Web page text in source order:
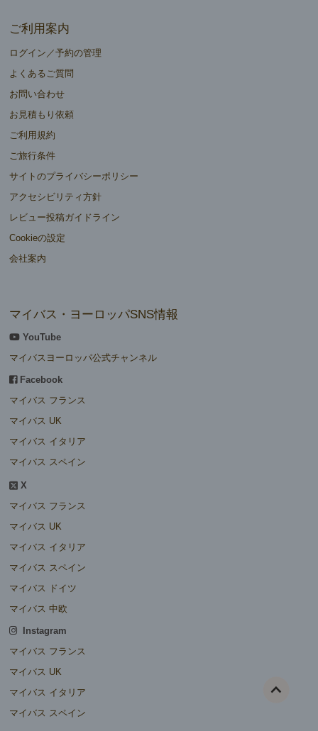
ご利用案内
ログイン／予約の管理
よくあるご質問
お問い合わせ
お見積もり依頼
ご利用規約
ご旅行条件
サイトのプライバシーポリシー
アクセシビリティ方針
レビュー投稿ガイドライン
Cookieの設定
会社案内
マイバス・ヨーロッパSNS情報
YouTube
マイバスヨーロッパ公式チャンネル
Facebook
マイバス フランス
マイバス UK
マイバス イタリア
マイバス スペイン
X
マイバス フランス
マイバス UK
マイバス イタリア
マイバス スペイン
マイバス ドイツ
マイバス 中欧
Instagram
マイバス フランス
マイバス UK
マイバス イタリア
マイバス スペイン